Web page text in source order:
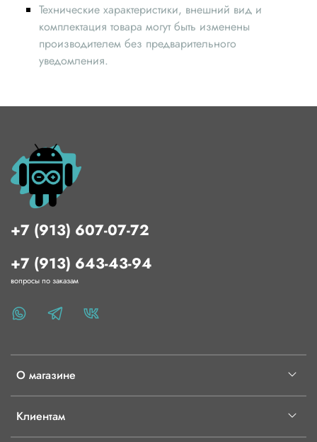
Технические характеристики, внешний вид и
комплектация товара могут быть изменены
производителем без предварительного
уведомления.
О магазине
Клиентам
+7 (913) 607-07-72
+7 (913) 643-43-94
вопросы по заказам